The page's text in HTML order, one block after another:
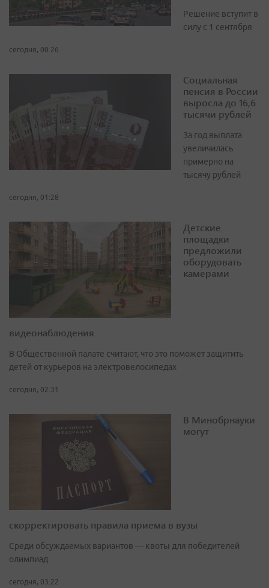
Решение вступит в
силу с 1 сентября
сегодня, 00:26
Социальная
пенсия в России
выросла до 16,6
тысячи рублей
За год выплата
увеличилась
примерно на
тысячу рублей
сегодня, 01:28
Детские
площадки
предложили
оборудовать
камерами
видеонаблюдения
В Общественной палате считают, что это поможет защитить
детей от курьеров на электровелосипедах
сегодня, 02:31
В Минобрнауки
могут
скорректировать правила приема в вузы
Среди обсуждаемых вариантов — квоты для победителей
олимпиад
сегодня, 03:22